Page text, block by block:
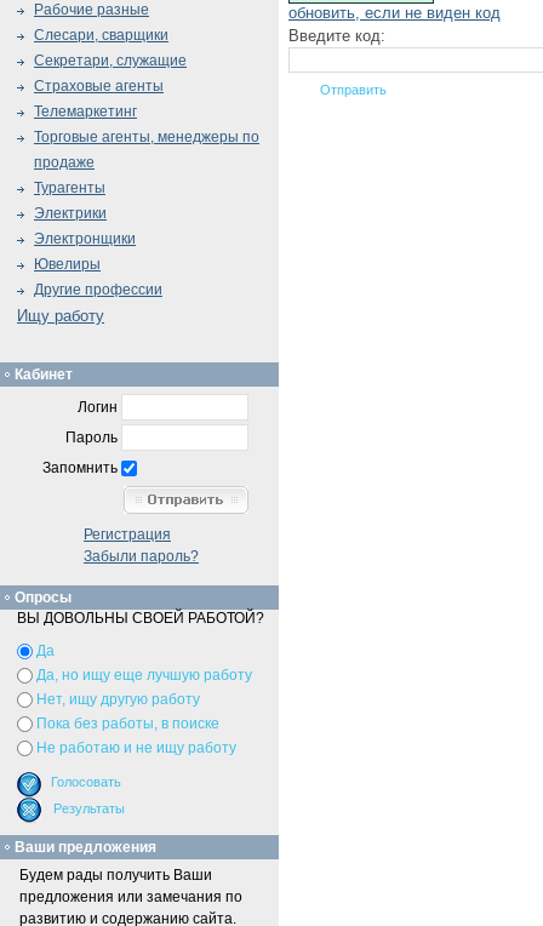
обновить, если не виден код
Введите код:
Рабочие разные
Слесари, сварщики
Секретари, служащие
Страховые агенты
Телемаркетинг
Торговые агенты, менеджеры по
продаже
Турагенты
Электрики
Электронщики
Ювелиры
Другие профессии
Ищу работу
Кабинет
Логин
Пароль
Запомнить
Регистрация
Забыли пароль?
Опросы
ВЫ ДОВОЛЬНЫ СВОЕЙ РАБОТОЙ?
Да
Да, но ищу еще лучшую работу
Нет, ищу другую работу
Пока без работы, в поиске
Не работаю и не ищу работу
Ваши предложения
Будем рады получить Ваши
предложения или замечания по
развитию и содержанию сайта.